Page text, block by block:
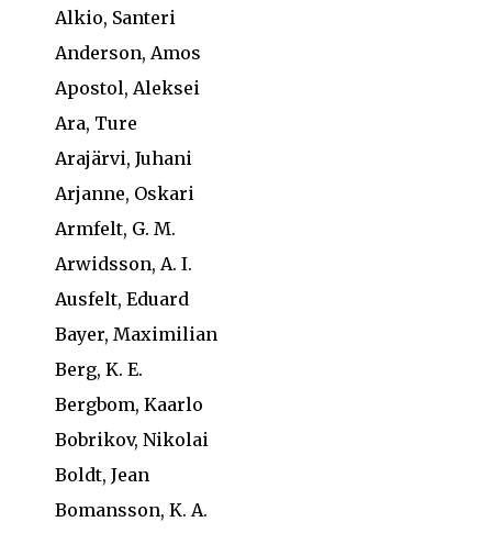
Alkio, Santeri
Anderson, Amos
Apostol, Aleksei
Ara, Ture
Arajärvi, Juhani
Arjanne, Oskari
Armfelt, G. M.
Arwidsson, A. I.
Ausfelt, Eduard
Bayer, Maximilian
Berg, K. E.
Bergbom, Kaarlo
Bobrikov, Nikolai
Boldt, Jean
Bomansson, K. A.